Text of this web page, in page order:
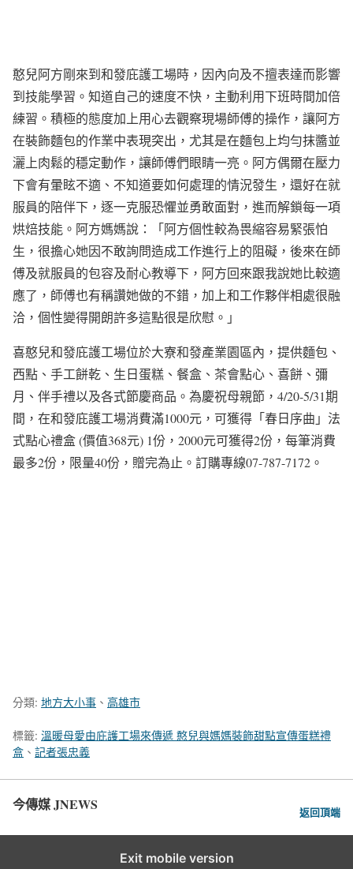
憨兒阿方剛來到和發庇護工場時，因內向及不擅表達而影響
到技能學習。知道自己的速度不快，主動利用下班時間加倍
練習。積極的態度加上用心去觀察現場師傅的操作，讓阿方
在裝飾麵包的作業中表現突出，尤其是在麵包上均勻抹醬並
灑上肉鬆的穩定動作，讓師傅們眼睛一亮。阿方偶爾在壓力
下會有暈眩不適、不知道要如何處理的情況發生，還好在就
服員的陪伴下，逐一克服恐懼並勇敢面對，進而解鎖每一項
烘焙技能。阿方媽媽說：「阿方個性較為畏縮容易緊張怕
生，很擔心她因不敢詢問造成工作進行上的阻礙，後來在師
傅及就服員的包容及耐心教導下，阿方回來跟我說她比較適
應了，師傅也有稱讚她做的不錯，加上和工作夥伴相處很融
洽，個性變得開朗許多這點很是欣慰。」
喜憨兒和發庇護工場位於大寮和發產業園區內，提供麵包、
西點、手工餅乾、生日蛋糕、餐盒、茶會點心、喜餅、彌
月、伴手禮以及各式節慶商品。為慶祝母親節，4/20-5/31期
間，在和發庇護工場消費滿1000元，可獲得「春日序曲」法
式點心禮盒 (價值368元) 1份，2000元可獲得2份，每筆消費
最多2份，限量40份，贈完為止。訂購專線07-787-7172。
分類: 地方大小事 、 高雄市
標籤: 溫暖母愛由庇護工場來傳遞 憨兒與媽媽裝飾甜點宣傳蛋糕禮
盒 、 記者張忠義
今傳媒 JNEWS 返回頂端
Exit mobile version